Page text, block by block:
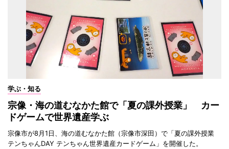
学ぶ・知る
宗像・海の道むなかた館で「夏の課外授業」 カー
ドゲームで世界遺産学ぶ
宗像市が8月1日、海の道むなかた館（宗像市深田）で「夏の課外授業
テンちゃんDAY テンちゃん世界遺産カードゲーム」を開催した。